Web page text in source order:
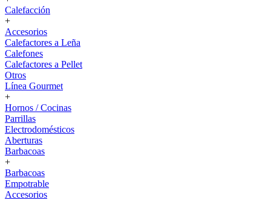
Calefacción
+
Accesorios
Calefactores a Leña
Calefones
Calefactores a Pellet
Otros
Línea Gourmet
+
Hornos / Cocinas
Parrillas
Electrodomésticos
Aberturas
Barbacoas
+
Barbacoas
Empotrable
Accesorios